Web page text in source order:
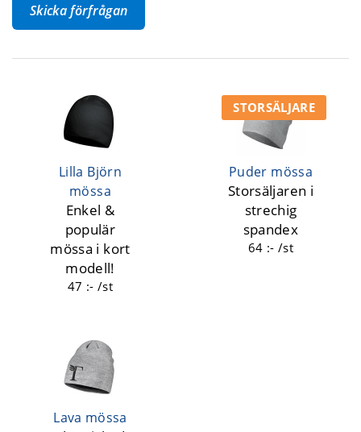
Skicka förfrågan
Lilla Björn
mössa
Enkel &
populär
mössa i kort
modell!
47 :- /st
STORSÄLJARE
Puder mössa
Storsäljaren i
strechig
spandex
64 :- /st
Lava mössa